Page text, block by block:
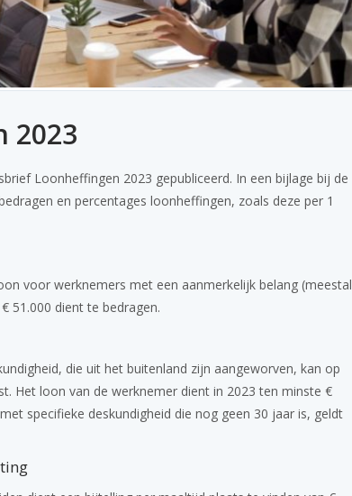
2023
Loonheffingen 2023 gepubliceerd. In een bijlage bij de
en percentages loonheffingen, zoals deze per 1
voor werknemers met een aanmerkelijk belang (meestal
51.000 dient te bedragen.
die uit het buitenland zijn aangeworven, kan op
Het loon van de werknemer dient in 2023 ten minste €
specifieke deskundigheid die nog geen 30 jaar is, geldt